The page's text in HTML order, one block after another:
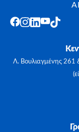
Λ. Βουλιαγμένης